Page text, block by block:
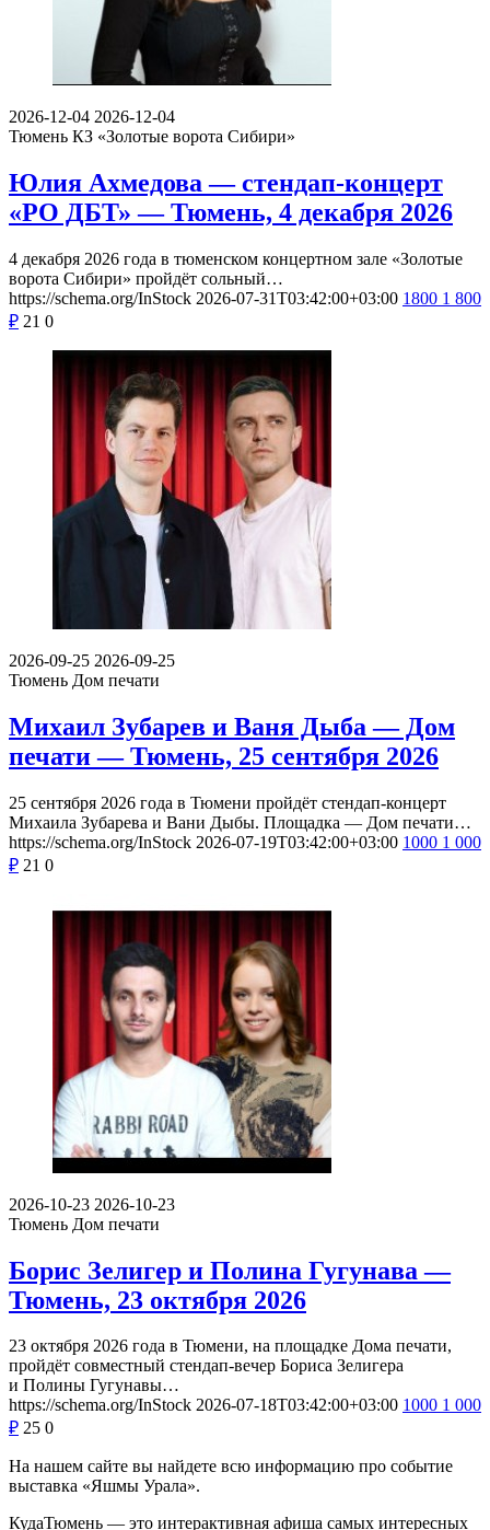
2026-12-04 2026-12-04
Тюмень КЗ «Золотые ворота Сибири»
Юлия Ахмедова — стендап-концерт
«РО ДБТ» — Тюмень, 4 декабря 2026
4 декабря 2026 года в тюменском концертном зале «Золотые
ворота Сибири» пройдёт сольный…
https://schema.org/InStock 2026-07-31T03:42:00+03:00 1800 1 800
₽ 21 0
2026-09-25 2026-09-25
Тюмень Дом печати
Михаил Зубарев и Ваня Дыба — Дом
печати — Тюмень, 25 сентября 2026
25 сентября 2026 года в Тюмени пройдёт стендап-концерт
Михаила Зубарева и Вани Дыбы. Площадка — Дом печати…
https://schema.org/InStock 2026-07-19T03:42:00+03:00 1000 1 000
₽ 21 0
2026-10-23 2026-10-23
Тюмень Дом печати
Борис Зелигер и Полина Гугунава —
Тюмень, 23 октября 2026
23 октября 2026 года в Тюмени, на площадке Дома печати,
пройдёт совместный стендап-вечер Бориса Зелигера
и Полины Гугунавы…
https://schema.org/InStock 2026-07-18T03:42:00+03:00 1000 1 000
₽ 25 0
На нашем сайте вы найдете всю информацию про событие
выставка «Яшмы Урала».
КудаТюмень — это интерактивная афиша самых интересных